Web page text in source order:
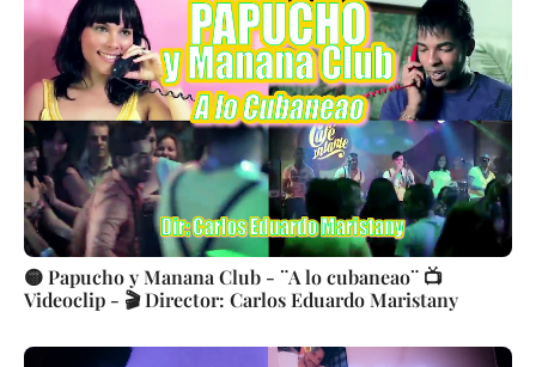
🟡 Papucho y Manana Club - ¨A lo cubaneao¨ 📺
Videoclip - 🎬 Director: Carlos Eduardo Maristany